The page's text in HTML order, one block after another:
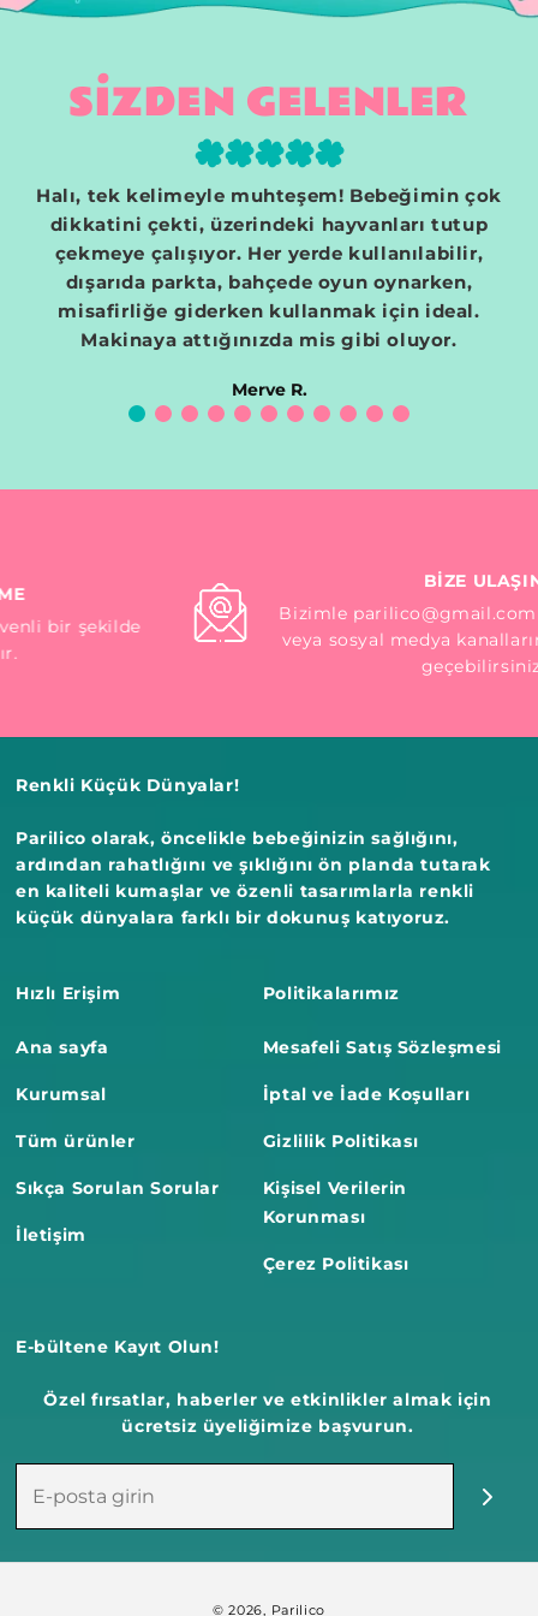
SİZDEN GELENLER
Halı, tek kelimeyle muhteşem! Bebeğimin çok
dikkatini çekti, üzerindeki hayvanları tutup
çekmeye çalışıyor. Her yerde kullanılabilir,
dışarıda parkta, bahçede oyun oynarken,
misafirliğe giderken kullanmak için ideal.
Makinaya attığınızda mis gibi oluyor.
Merve R.
Bizimle parilico@gmail.com mail adresinden
veya sosyal medya kanallarımızdan iletişime
Renkli Küçük Dünyalar!
Parilico olarak, öncelikle bebeğinizin sağlığını,
ardından rahatlığını ve şıklığını ön planda tutarak
en kaliteli kumaşlar ve özenli tasarımlarla renkli
küçük dünyalara farklı bir dokunuş katıyoruz.
Hızlı Erişim
Ana sayfa
Kurumsal
Tüm ürünler
Sıkça Sorulan Sorular
İletişim
Politikalarımız
Mesafeli Satış Sözleşmesi
İptal ve İade Koşulları
Gizlilik Politikası
Kişisel Verilerin
Korunması
Çerez Politikası
E-bültene Kayıt Olun!
Özel fırsatlar, haberler ve etkinlikler almak için
ücretsiz üyeliğimize başvurun.
© 2026, Parilico